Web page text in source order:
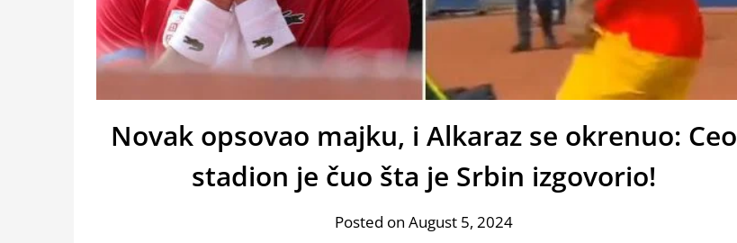
Novak opsovao majku, i Alkaraz se okrenuo: Ceo
stadion je čuo šta je Srbin izgovorio!
Posted on August 5, 2024